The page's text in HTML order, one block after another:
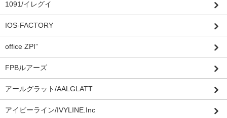
1091/イレグイ
IOS-FACTORY
office ZPI”
FPBルアーズ
アールグラット/AALGLATT
アイビーライン/IVYLINE.Inc